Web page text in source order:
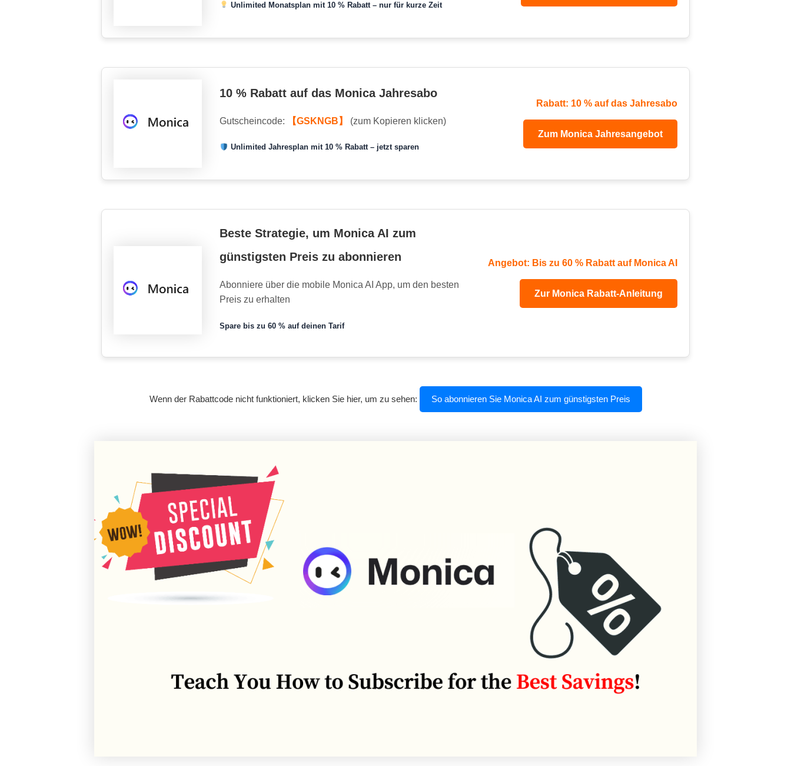
Unlimited Monatsplan mit 10 % Rabatt – nur für kurze Zeit
10 % Rabatt auf das Monica Jahresabo
Gutscheincode: 【GSKNGB】 (zum Kopieren klicken)
Unlimited Jahresplan mit 10 % Rabatt – jetzt sparen
Rabatt: 10 % auf das Jahresabo
Zum Monica Jahresangebot
Beste Strategie, um Monica AI zum
günstigsten Preis zu abonnieren
Abonniere über die mobile Monica AI App, um den besten
Preis zu erhalten
Spare bis zu 60 % auf deinen Tarif
Angebot: Bis zu 60 % Rabatt auf Monica AI
Zur Monica Rabatt-Anleitung
Wenn der Rabattcode nicht funktioniert, klicken Sie hier, um zu sehen: So abonnieren Sie Monica AI zum günstigsten Preis